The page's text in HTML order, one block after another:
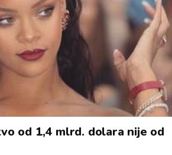
od 1,4 mlrd. dolara nije od